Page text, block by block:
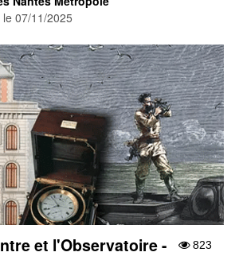
le07/11/2025
823
et l'Observatoire -